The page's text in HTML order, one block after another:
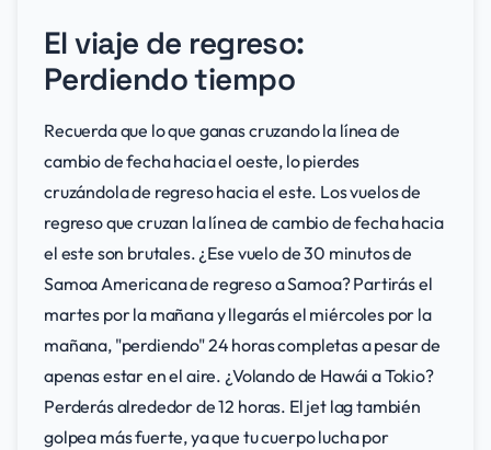
El viaje de regreso:
Perdiendo tiempo
Recuerda que lo que ganas cruzando la línea de
cambio de fecha hacia el oeste, lo pierdes
cruzándola de regreso hacia el este. Los vuelos de
regreso que cruzan la línea de cambio de fecha hacia
el este son brutales. ¿Ese vuelo de 30 minutos de
Samoa Americana de regreso a Samoa? Partirás el
martes por la mañana y llegarás el miércoles por la
mañana, "perdiendo" 24 horas completas a pesar de
apenas estar en el aire. ¿Volando de Hawái a Tokio?
Perderás alrededor de 12 horas. El jet lag también
golpea más fuerte, ya que tu cuerpo lucha por